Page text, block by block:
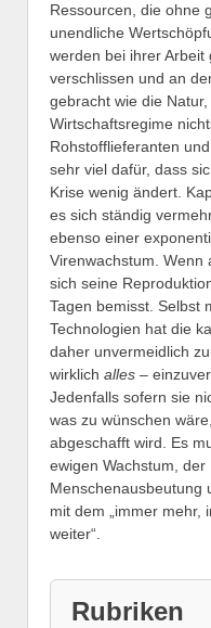
Ressourcen, die ohne
unendliche
werden bei ihrer Arbeit
verschlissen und an
gebracht wie die
Wirtschaftsregime
Rohstofflieferanten
sehr viel dafür, dass
Krise wenig ändert.
es sich ständig
ebenso einer
Virenwachstum. Wenn
sich seine
Tagen bemisst. Selbst
Technologien hat die
daher unvermeidlich
wirklich alles –
Jedenfalls sofern sie
was zu wünschen
abgeschafft wird. Es
ewigen Wachstum, der
Menschenausbeutung
mit dem „immer mehr,
weiter“.
Rubriken